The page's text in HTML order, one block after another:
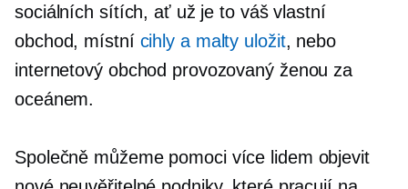
sociálních sítích, ať už je to váš vlastní
obchod, místní cihly a malty uložit, nebo
internetový obchod provozovaný ženou za
oceánem.
Společně můžeme pomoci více lidem objevit